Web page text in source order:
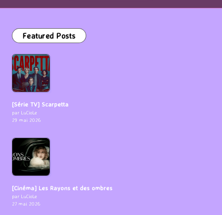
Featured Posts
[Série TV] Scarpetta
par LuCioLe
29 mai 2026
[Cinéma] Les Rayons et des ombres
par LuCioLe
27 mai 2026